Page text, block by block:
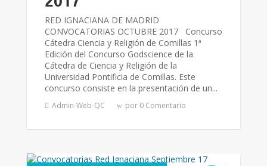
RED IGNACIANA DE MADRID
CONVOCATORIAS OCTUBRE 2017 Concurso
Cátedra Ciencia y Religión de Comillas 1ª
Edición del Concurso Godscience de la
Cátedra de Ciencia y Religión de la
Universidad Pontificia de Comillas. Este
concurso consiste en la presentación de un...
Admin-Web-QC por 0 Comentario